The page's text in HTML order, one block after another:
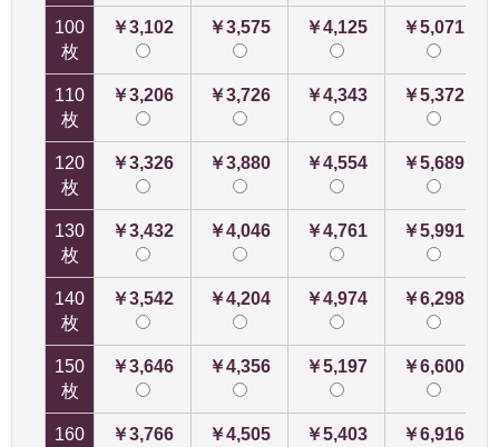
100
枚
￥3,102 ￥3,575 ￥4,125 ￥5,071
110
枚
￥3,206 ￥3,726 ￥4,343 ￥5,372
120
枚
￥3,326 ￥3,880 ￥4,554 ￥5,689
130
枚
￥3,432 ￥4,046 ￥4,761 ￥5,991
140
枚
￥3,542 ￥4,204 ￥4,974 ￥6,298
150
枚
￥3,646 ￥4,356 ￥5,197 ￥6,600
160
￥3,766 ￥4,505 ￥5,403 ￥6,916